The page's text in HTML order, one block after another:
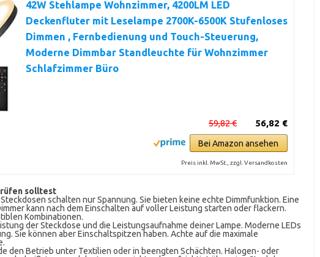
42W Stehlampe Wohnzimmer, 4200LM LED
Deckenfluter mit Leselampe 2700K-6500K Stufenloses
Dimmen , Fernbedienung und Touch-Steuerung,
Moderne Dimmbar Standleuchte für Wohnzimmer
Schlafzimmer Büro
56,82 €
59,82 €
Bei Amazon ansehen
Preis inkl. MwSt., zzgl. Versandkosten
solltest
schalten nur Spannung. Sie bieten keine echte Dimmfunktion. Eine
kann nach dem Einschalten auf voller Leistung starten oder flackern.
Kombinationen.
der Steckdose und die Leistungsaufnahme deiner Lampe. Moderne LEDs
Sie können aber Einschaltspitzen haben. Achte auf die maximale
den Betrieb unter Textilien oder in beengten Schächten. Halogen- oder